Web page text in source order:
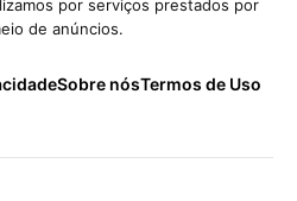
por serviços prestados por
de anúncios.
Sobre nósTermos de Uso